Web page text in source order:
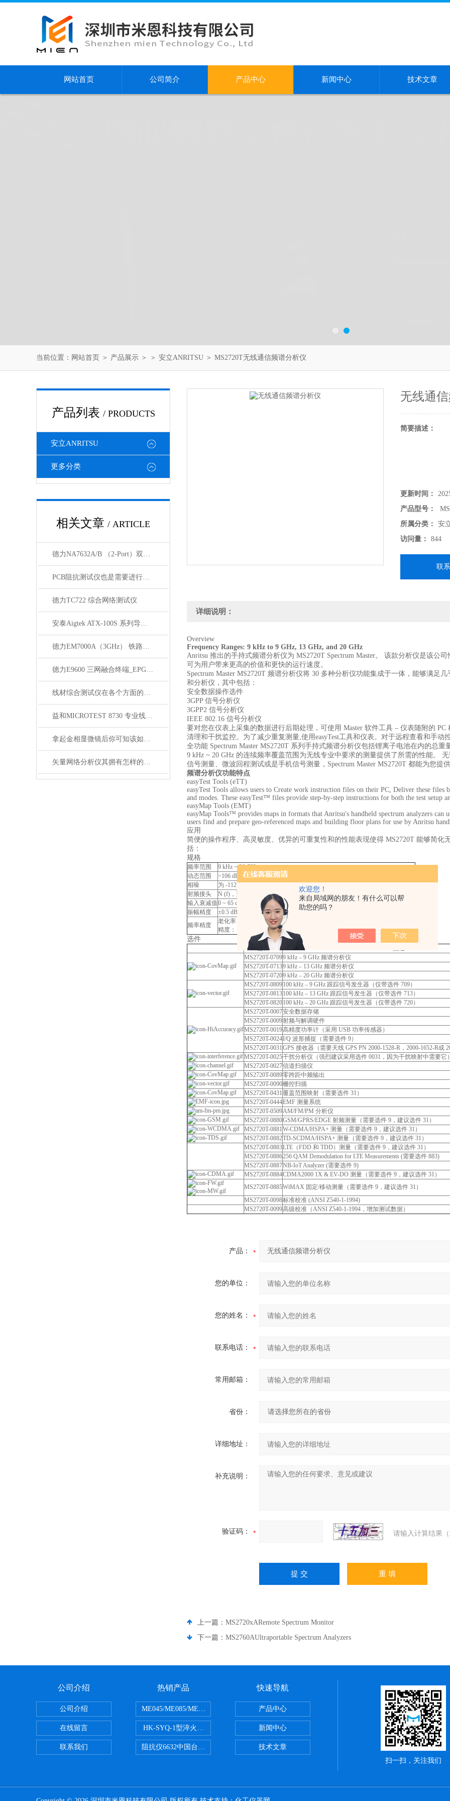
欢迎您！
来自局域网的朋友！有什么可以帮
助您的吗？
网站首页 公司简介 产品中心 新闻中心 技术文章
当前位置： 网站首页 ＞ 产品展示 ＞ ＞ 安立ANRITSU ＞ MS2720T无线通信频谱分析仪
产品列表 / PRODUCTS
安立ANRITSU
更多分类
相关文章 / ARTICLE
德力NA7632A/B （2-Port）双端口矢量网络分析仪
PCB阻抗测试仪也是需要进行定期维护的
德力TC722 综合网络测试仪
安泰Aigtek ATX-100S 系列导通线束测试仪
德力EM7000A（3GHz） 铁路漏缆测试仪
德力E9600 三网融合终端_EPG自动化测试系统V1.0
线材综合测试仪在各个方面的注意事项
益和MICROTEST 8730 专业线材测试仪
拿起金相显微镜后你可知该如何使用呢？
矢量网络分析仪其拥有怎样的特点呢？
无线通
简要描述：
更新时间：
产品型号：
所属分类：
安
访问量：
844
联
详细说明：
Overview
Frequency Ranges: 9 kHz to 9 GHz, 13 GHz, and 20 GHz
Anritsu 推出的手持式频谱分析仪为 MS2720T Spectrum Master。 该款分析仪是该公
可为用户带来更高的价值和更快的运行速度。
Spectrum Master MS2720T 频谱分析仪将 30 多种分析仪功能集成于一体，能够满足
和分析仪，其中包括：
安全数据操作选件
3GPP 信号分析仪
3GPP2 信号分析仪
IEEE 802.16 信号分析仪
要对您在仪表上采集的数据进行后期处理，可使用 Master 软件工具 – 仪表随附的
清理和干扰监控。为了减少重复测量,使用easyTest工具和仪表。对于远程查看和手动
全功能 Spectrum Master MS2720T 系列手持式频谱分析仪包括锂离子电池在内的总
9 kHz ~ 20 GHz 的连续频率覆盖范围为无线专业中要求的测量提供了所需的性能。
信号测量、微波回程测试或是手机信号测量，Spectrum Master MS2720T 都能为您提
频谱分析仪功能特点
easyTest Tools (eTT)
easyTest Tools allows users to Create work instruction files on their PC, Deliver these
and modes. These easyTest™ files provide step-by-step instructions for both the test setup
easyMap Tools (EMT)
easyMap Tools™ provides maps in formats that Anritsu's handheld spectrum analyzers
users find and prepare geo-referenced maps and building floor plans for use by Anritsu
应用
简便的操作程序、高灵敏度、优异的可重复性和的性能表现使得 MS2720T 能够简
括：
规格
频率范围
9 kHz ~ 20 GHz
动态范围
>106 dB（1 Hz 带宽，频率为 2.4 GHz）
相噪
为 -112 dBc/Hz（10 kHz 偏差，频率为 1 GHz）
射频接头
N (f)，适用于选件 709、713 和 720。 加强型 K(m)，适用于选件 732 和 743
输入衰减值0 ~ 65 dB（5 dB 步进）
振幅精度
±0.5 dB（典型值）
频率精度
老化率： ± 1.0 ppm/10年
精度： ± 0.3 ppm (25 °C ± 25°C) + 老化率
选件
选件
MS2720T-07099 kHz – 9 GHz 频谱分析仪
MS2720T-07139 kHz – 13 GHz 频谱分析仪
MS2720T-07209 kHz – 20 GHz 频谱分析仪
MS2720T-0809100 kHz – 9 GHz 跟踪信号发生器（仅带选件 709）
MS2720T-0813100 kHz – 13 GHz 跟踪信号发生器（仅带选件 713）
MS2720T-0820100 kHz – 20 GHz 跟踪信号发生器（仅带选件 720）
MS2720T-0007安全数据存储
MS2720T-0009射频与解调硬件
MS2720T-0019高精度功率计（采用 USB 功率传感器）
MS2720T-0024I/Q 波形捕捉（需要选件 9）
MS2720T-0031GPS 接收器（需要天线 GPS PN 2000-1528-R，2000-1652-R或
MS2720T-0025干扰分析仪（强烈建议采用选件 0031，因为干扰映射中需要它）
MS2720T-0027信道扫描仪
MS2720T-0089零跨距中频输出
MS2720T-0090栅控扫描
MS2720T-0431覆盖范围映射（需要选件 31）
MS2720T-0444EMF 测量系统
MS2720T-0509AM/FM/PM 分析仪
MS2720T-0880GSM/GPRS/EDGE 射频测量（需要选件 9，建议选件 31）
MS2720T-0881W-CDMA/HSPA+ 测量（需要选件 9，建议选件 31）
MS2720T-0882TD-SCDMA/HSPA+ 测量（需要选件 9，建议选件 31）
MS2720T-0883LTE（FDD 和 TDD）测量（需要选件 9，建议选件 31）
MS2720T-0886256 QAM Demodulation for LTE Measurements (需要选件 883)
MS2720T-0887NB-IoT Analyzer (需要选件 9)
MS2720T-0884CDMA2000 1X & EV-DO 测量（需要选件 9，建议选件 31）
MS2720T-0885WiMAX 固定/移动测量（需要选件 9，建议选件 31）
MS2720T-0098标准校准 (ANSI Z540-1-1994)
MS2720T-0099高级校准（ANSI Z540-1-1994，增加测试数据）
产品：
您的单位：
您的姓名：
联系电话：
常用邮箱：
省份：
详细地址：
补充说明：
验证码： 请输入计算结果
上一篇： MS2720xARemote Spectrum Monitor
下一篇： MS2760AUltraportable Spectrum Analyzers
公司介绍
公司介绍
在线留言
联系我们
热销产品
ME045/ME085/ME150ME系列PCB TDR特性阻抗测试仪
HK-SYQ-1型淬火介质冷却性能测试仪
阻抗仪6632中国台湾益和MICROTEST 6632 精密阻抗分析仪
快速导航
产品中心
新闻中心
技术文章
扫一扫，关注我们